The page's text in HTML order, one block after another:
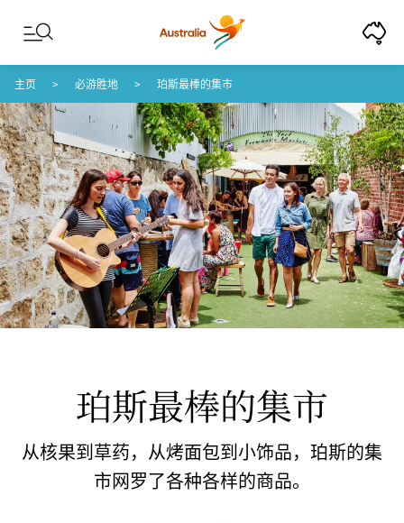
Skip to content
Skip to footer navigation
主页 必游胜地 珀斯最棒的集市
珀斯最棒的集市
从核果到草药，从烤面包到小饰品，珀斯的集
市网罗了各种各样的商品。